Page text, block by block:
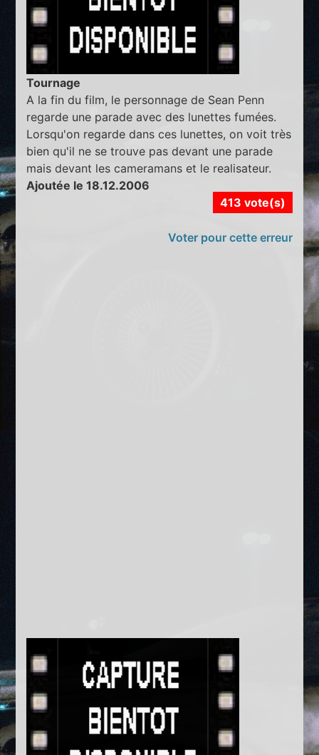
Tournage
A la fin du film, le personnage de Sean Penn
regarde une parade avec des lunettes fumées.
Lorsqu'on regarde dans ces lunettes, on voit très
bien qu'il ne se trouve pas devant une parade
mais devant les cameramans et le realisateur.
Ajoutée le 18.12.2006
413 vote(s)
Voter pour cette erreur